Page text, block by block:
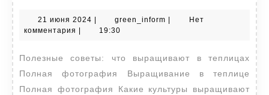
что
в
теплицах
21 июня 2024 21
июня
green_inform green_inform
Нет
комментария
19:30
Полезные советы: что выращивают в теплицах
Полная фотография Выращивание в теплице
Полная фотография Какие культуры выращивают